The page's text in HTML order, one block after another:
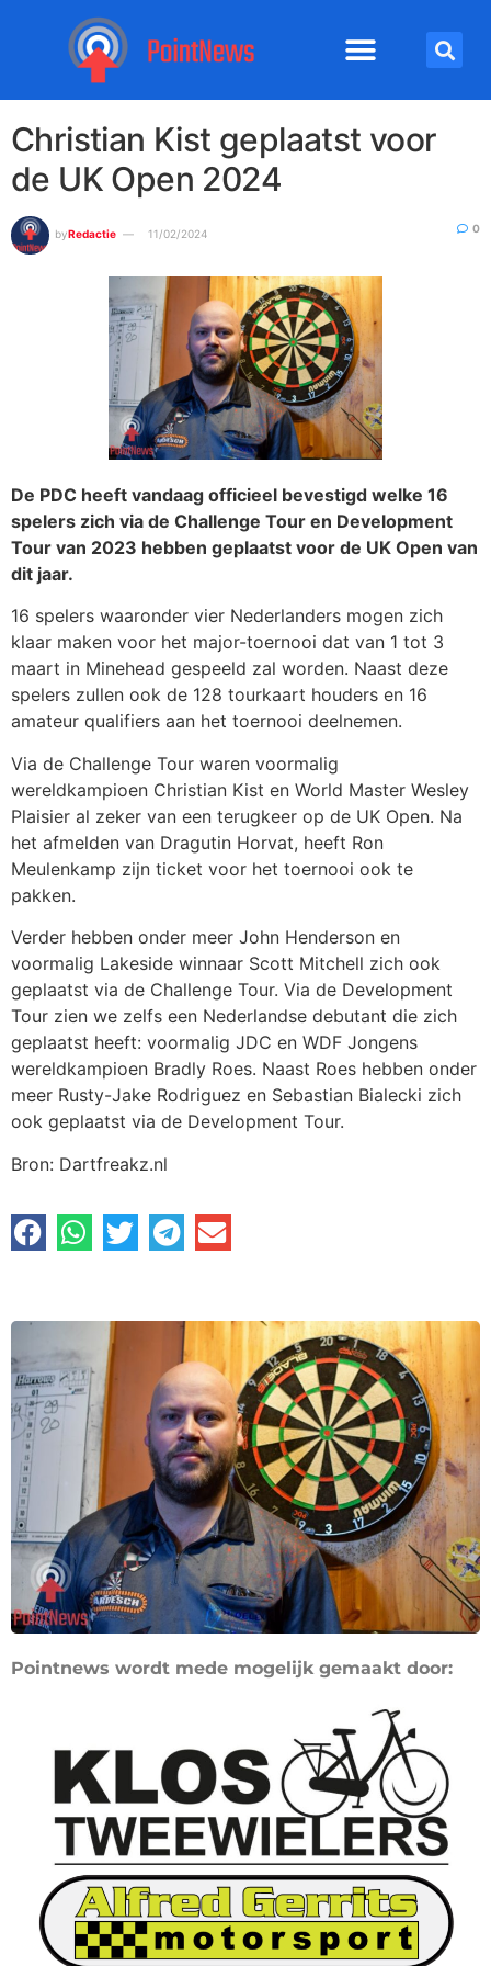
Christian Kist geplaatst voor
de UK Open 2024
byRedactie 11/02/2024 0
De PDC heeft vandaag officieel bevestigd welke 16
spelers zich via de Challenge Tour en Development
Tour van 2023 hebben geplaatst voor de UK Open van
dit jaar.
16 spelers waaronder vier Nederlanders mogen zich
klaar maken voor het major-toernooi dat van 1 tot 3
maart in Minehead gespeeld zal worden. Naast deze
spelers zullen ook de 128 tourkaart houders en 16
amateur qualifiers aan het toernooi deelnemen.
Via de Challenge Tour waren voormalig
wereldkampioen Christian Kist en World Master Wesley
Plaisier al zeker van een terugkeer op de UK Open. Na
het afmelden van Dragutin Horvat, heeft Ron
Meulenkamp zijn ticket voor het toernooi ook te
pakken.
Verder hebben onder meer John Henderson en
voormalig Lakeside winnaar Scott Mitchell zich ook
geplaatst via de Challenge Tour. Via de Development
Tour zien we zelfs een Nederlandse debutant die zich
geplaatst heeft: voormalig JDC en WDF Jongens
wereldkampioen Bradly Roes. Naast Roes hebben onder
meer Rusty-Jake Rodriguez en Sebastian Bialecki zich
ook geplaatst via de Development Tour.
Bron: Dartfreakz.nl
Pointnews wordt mede mogelijk gemaakt door: